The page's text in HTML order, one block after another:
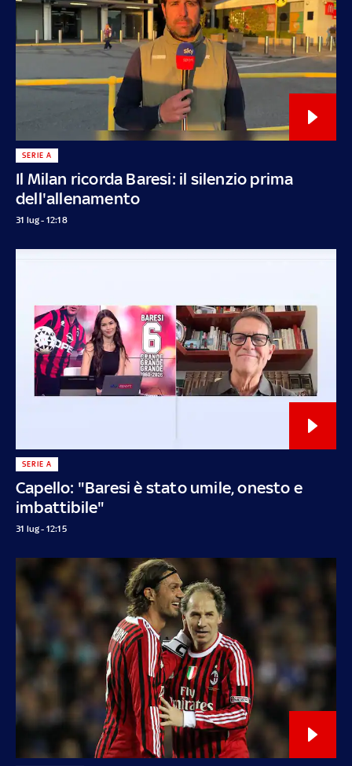
Il Milan ricorda Baresi: il silenzio prima
dell'allenamento
SERIE A
31 lug - 12:18
Capello: "Baresi è stato umile, onesto e
imbattibile"
SERIE A
31 lug - 12:15